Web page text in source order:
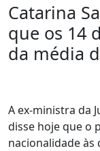
Catarina
que os 14
da média
A ex-ministra da
disse hoje que o
nacionalidade